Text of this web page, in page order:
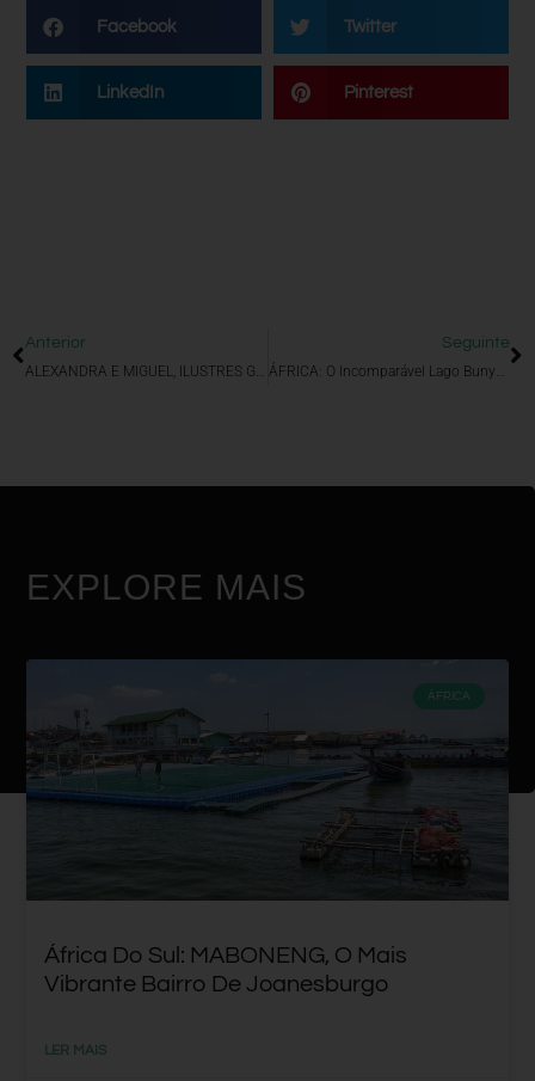
Facebook Twitter
LinkedIn Pinterest
Anterior
Seguinte
EXPLORE MAIS
ÁFRICA
África Do Sul: MABONENG, O Mais
Vibrante Bairro De Joanesburgo
LER MAIS